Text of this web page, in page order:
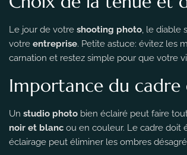
Le jour de votre shooting photo, le diable
votre entreprise. Petite astuce: évitez les
carnation et restez simple pour que votre
Importance du cadre
Un studio photo bien éclairé peut faire
noir et blanc ou en couleur. Le cadre doit
éclairage peut éliminer les ombres